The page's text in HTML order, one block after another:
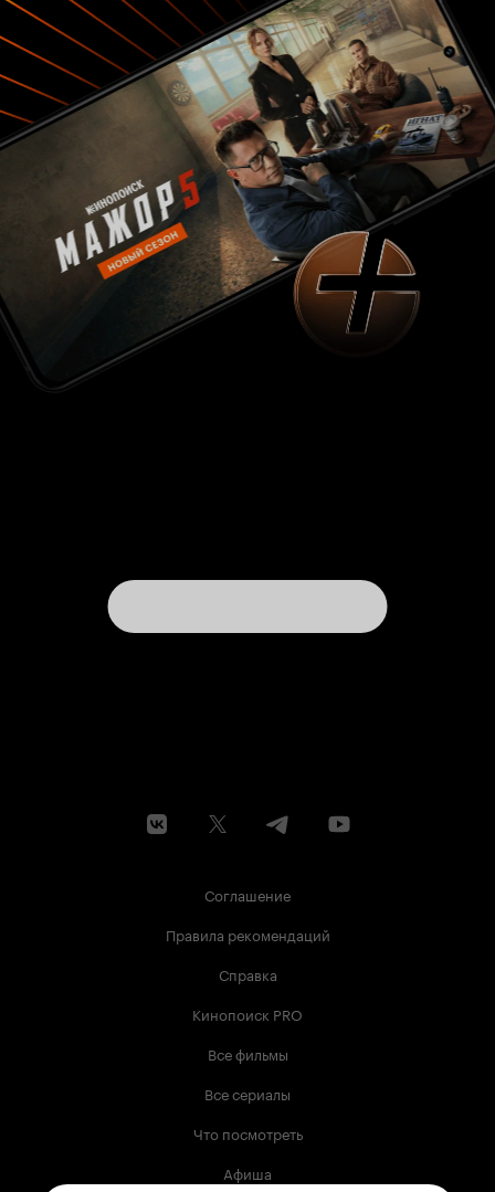
Соглашение
Правила рекомендаций
Справка
Кинопоиск PRO
Все фильмы
Все сериалы
Что посмотреть
Афиша